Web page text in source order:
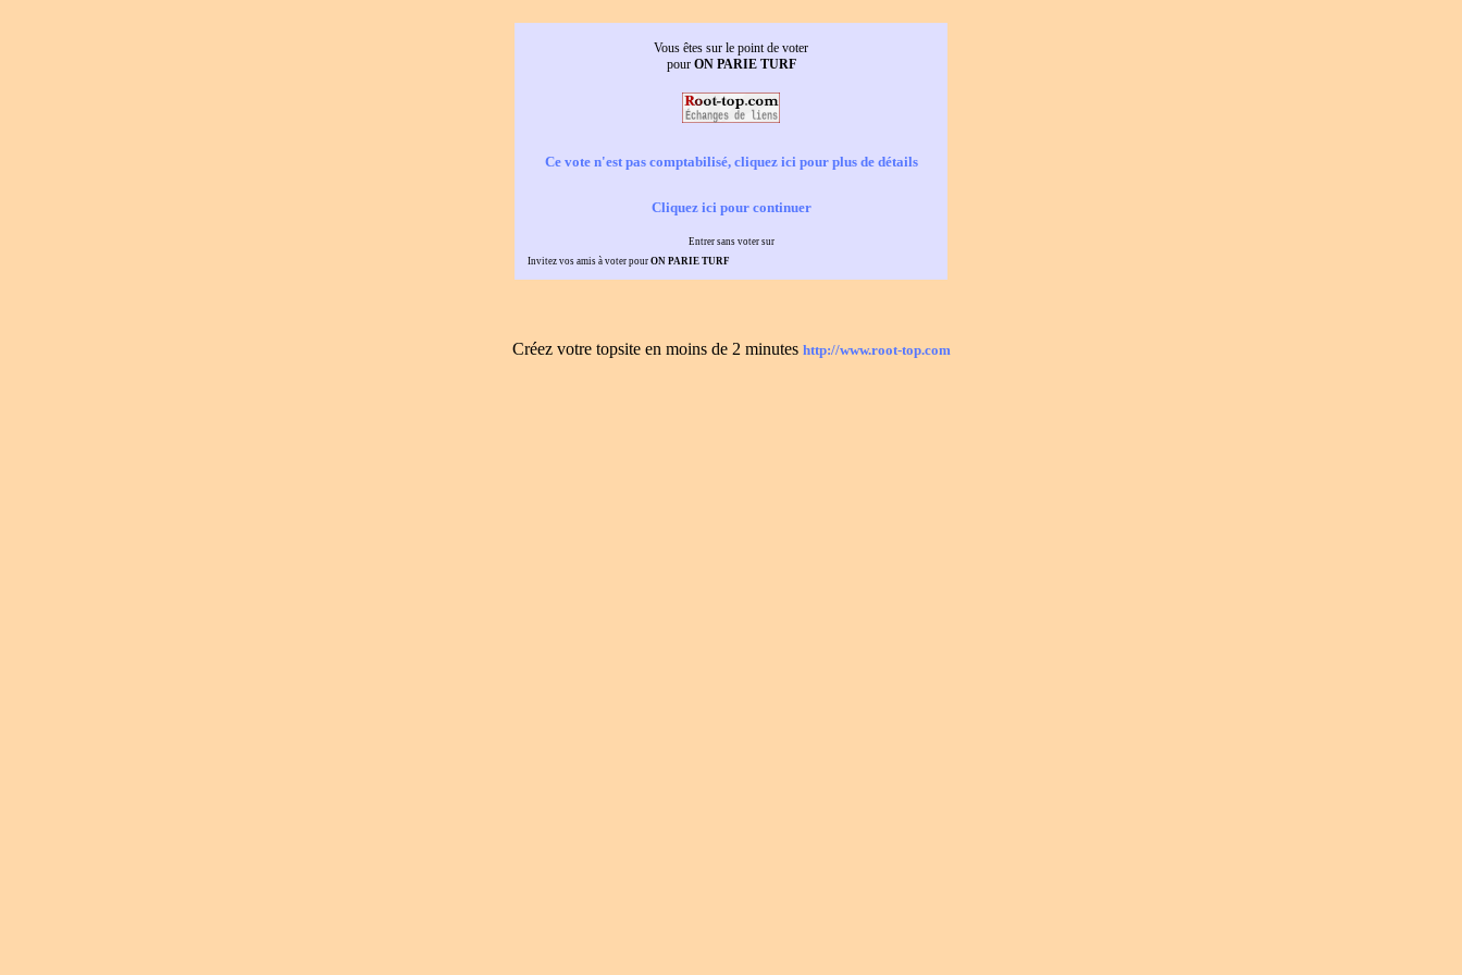
Vous êtes sur le point de voter
pour ON PARIE TURF
Ce vote n'est pas comptabilisé, cliquez ici pour plus de détails
Cliquez ici pour continuer
Entrer sans voter sur
Invitez vos amis à voter pour ON PARIE TURF
Créez votre topsite en moins de 2 minutes http://www.root-top.com